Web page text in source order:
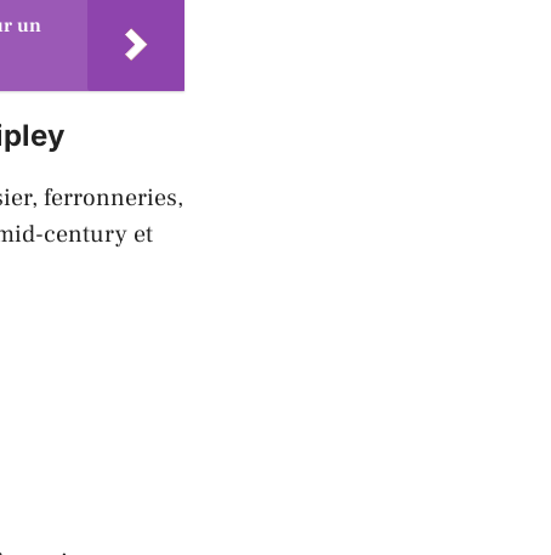
un
ferronneries,
century et